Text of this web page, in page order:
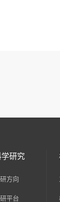
学研究
方向
平台